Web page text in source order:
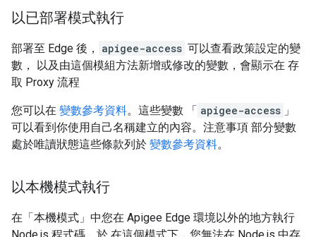
以已部署模式執行
部署至 Edge 後， apigee-access 可以查看政策設定的變
數， 以及由這個模組方法新增或修改的變數，會顯示在 存
取 Proxy 流程
您可以在 變數參考資料。這些變數 「 apigee-access 」
可以看到你使用自己名稱建立的內容。注意事項 部分變數
處於唯讀狀態這些條款列於 變數參考資料。
以本機模式執行
在「本機模式」中您在 Apigee Edge 環境以外的地方執行